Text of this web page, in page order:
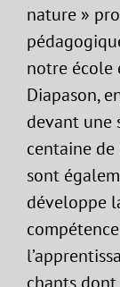
nature »
notre école
Diapason,
devant une
centaine de
sont
développe